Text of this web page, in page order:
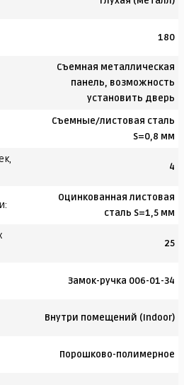
180
Съемная металлическая
панель, возможность
установить дверь
Съемные/листовая сталь
S=0,8 мм
4
Оцинкованная листовая
сталь S=1,5 мм
25
Замок-ручка 006-01-34
Внутри помещений (Indoor)
Порошково-полимерное